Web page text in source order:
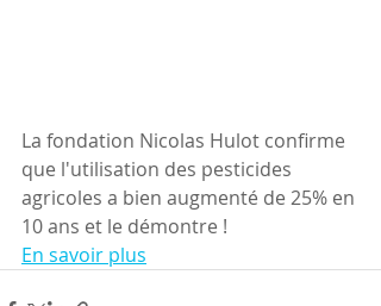
La fondation Nicolas Hulot confirme
que l'utilisation des pesticides
agricoles a bien augmenté de 25% en
10 ans et le démontre !
En savoir plus